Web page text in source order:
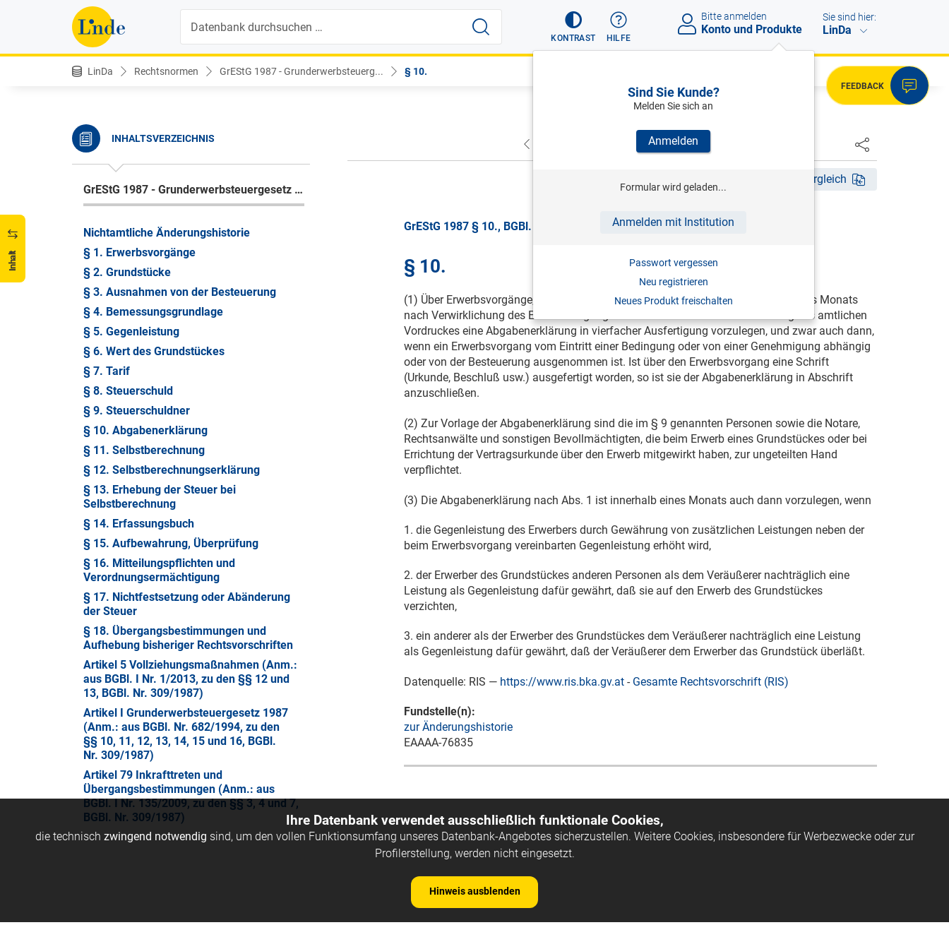
KONTRAST HILFE
Bitte anmelden
Konto und Produkte
Sind Sie Kunde?
Melden Sie sich an
Anmelden
Formular wird geladen...
Anmelden mit Institution
Passwort vergessen
Neu registrieren
Neues Produkt freischalten
Sie sind hier:
LinDa
LinDa Rechtsnormen GrEStG 1987 - Grunderwerbsteuerg... § 10.
FEEDBACK
Inhalt
INHALTSVERZEICHNIS
GrEStG 1987 - Grunderwerbsteuergesetz 1987
Nichtamtliche Änderungshistorie
§ 1. Erwerbsvorgänge
§ 2. Grundstücke
§ 3. Ausnahmen von der Besteuerung
§ 4. Bemessungsgrundlage
§ 5. Gegenleistung
§ 6. Wert des Grundstückes
§ 7. Tarif
§ 8. Steuerschuld
§ 9. Steuerschuldner
§ 10. Abgabenerklärung
§ 11. Selbstberechnung
§ 12. Selbstberechnungserklärung
§ 13. Erhebung der Steuer bei
Selbstberechnung
§ 14. Erfassungsbuch
§ 15. Aufbewahrung, Überprüfung
§ 16. Mitteilungspflichten und
Verordnungsermächtigung
§ 17. Nichtfestsetzung oder Abänderung
der Steuer
§ 18. Übergangsbestimmungen und
Aufhebung bisheriger Rechtsvorschriften
Artikel 5 Vollziehungsmaßnahmen (Anm.:
aus BGBl. I Nr. 1/2013, zu den §§ 12 und
13, BGBl. Nr. 309/1987)
Artikel I Grunderwerbsteuergesetz 1987
(Anm.: aus BGBl. Nr. 682/1994, zu den
§§ 10, 11, 12, 13, 14, 15 und 16, BGBl.
Nr. 309/1987)
Artikel 79 Inkrafttreten und
Übergangsbestimmungen (Anm.: aus
BGBl. I Nr. 135/2009, zu den §§ 3, 4 und 7,
BGBl. Nr. 309/1987)
NÄCHSTER
Fassungsvergleich
GrEStG 1987 § 10., BGBl. Nr. 309/1987, gültig von 17.07.1987 bis 26.08.1994
§ 10.
(1) Über Erwerbsvorgänge, die diesem Bundesgesetz unterliegen, ist innerhalb eines Monats
nach Verwirklichung des Erwerbsvorganges dem Finanzamt unter Verwendung des amtlichen
Vordruckes eine Abgabenerklärung in vierfacher Ausfertigung vorzulegen, und zwar auch dann,
wenn ein Erwerbsvorgang vom Eintritt einer Bedingung oder von einer Genehmigung abhängig
oder von der Besteuerung ausgenommen ist. Ist über den Erwerbsvorgang eine Schrift
(Urkunde, Beschluß usw.) ausgefertigt worden, so ist sie der Abgabenerklärung in Abschrift
anzuschließen.
(2) Zur Vorlage der Abgabenerklärung sind die im § 9 genannten Personen sowie die Notare,
Rechtsanwälte und sonstigen Bevollmächtigten, die beim Erwerb eines Grundstückes oder bei
Errichtung der Vertragsurkunde über den Erwerb mitgewirkt haben, zur ungeteilten Hand
verpflichtet.
(3) Die Abgabenerklärung nach Abs. 1 ist innerhalb eines Monats auch dann vorzulegen, wenn
1. die Gegenleistung des Erwerbers durch Gewährung von zusätzlichen Leistungen neben der
beim Erwerbsvorgang vereinbarten Gegenleistung erhöht wird,
2. der Erwerber des Grundstückes anderen Personen als dem Veräußerer nachträglich eine
Leistung als Gegenleistung dafür gewährt, daß sie auf den Erwerb des Grundstückes
verzichten,
3. ein anderer als der Erwerber des Grundstückes dem Veräußerer nachträglich eine Leistung
als Gegenleistung dafür gewährt, daß der Veräußerer dem Erwerber das Grundstück überläßt.
Datenquelle: RIS — https://www.ris.bka.gv.at - Gesamte Rechtsvorschrift (RIS)
Fundstelle(n):
zur Änderungshistorie
EAAAA-76835
Ihre Datenbank verwendet ausschließlich funktionale Cookies,
die technisch zwingend notwendig sind, um den vollen Funktionsumfang unseres Datenbank-Angebotes sicherzustellen. Weitere Cookies, insbesondere für Werbezwecke oder zur
Profilerstellung, werden nicht eingesetzt.
Hinweis ausblenden